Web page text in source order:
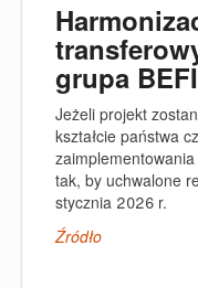
grupa
Jeżeli projekt
kształcie państwa
tak, by uchwalone
stycznia 2026 r.
Źródło